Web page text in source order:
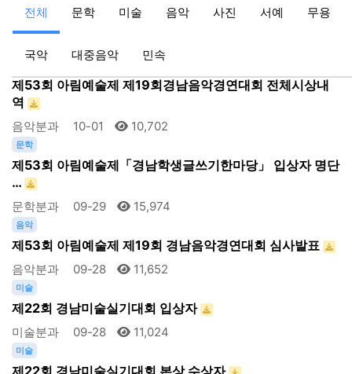
전체 문학 미술 음악 사진 서예 무용
국악 대중음악 민속
2024 제52회 거창군민가요제 본선 진출자 현황
아림예술제 08-27 13,929
제53회 아림예술제 제19회경남음악경연대회 전체시상내
역
음악분과 10-01 10,702
문학
제53회 아림예술제「경남학생글쓰기한마당」 입상자 명단
…
문학분과 09-29 15,974
음악
제53회 아림예술제 제19회 경남음악경연대회 심사발표
음악분과 09-28 11,652
미술
제22회 경남미술실기대회 입상자
미술분과 09-28 11,024
미술
제22회 경남미술실기대회 본상 수상자